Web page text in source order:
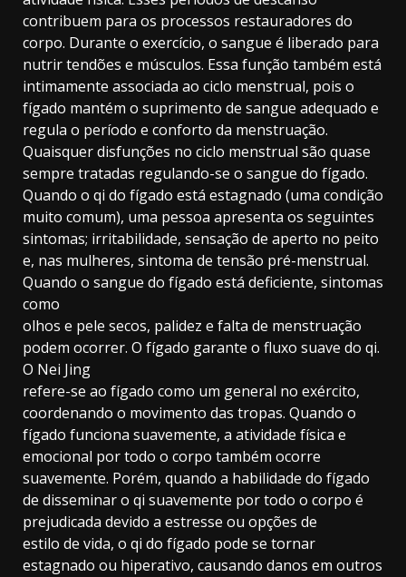
contribuem para os processos restauradores do
corpo. Durante o exercício, o sangue é liberado para
nutrir tendões e músculos. Essa função também está
intimamente associada ao ciclo menstrual, pois o
fígado mantém o suprimento de sangue adequado e
regula o período e conforto da menstruação.
Quaisquer disfunções no ciclo menstrual são quase
sempre tratadas regulando-se o sangue do fígado.
Quando o qi do fígado está estagnado (uma condição
muito comum), uma pessoa apresenta os seguintes
sintomas; irritabilidade, sensação de aperto no peito
e, nas mulheres, sintoma de tensão pré-menstrual.
Quando o sangue do fígado está deficiente, sintomas
como
olhos e pele secos, palidez e falta de menstruação
podem ocorrer. O fígado garante o fluxo suave do qi.
O Nei Jing
refere-se ao fígado como um general no exército,
coordenando o movimento das tropas. Quando o
fígado funciona suavemente, a atividade física e
emocional por todo o corpo também ocorre
suavemente. Porém, quando a habilidade do fígado
de disseminar o qi suavemente por todo o corpo é
prejudicada devido a estresse ou opções de
estilo de vida, o qi do fígado pode se tornar
estagnado ou hiperativo, causando danos em outros